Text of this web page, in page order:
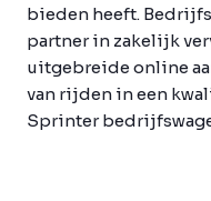
bieden heeft.
partner in zakelijk
uitgebreide online
van rijden in een
Sprinter